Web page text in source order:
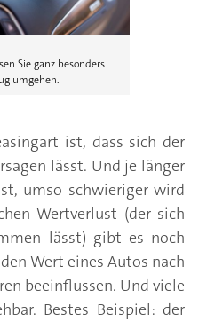
Sie ganz besonders
umgehen.
ist, dass sich der
lässt. Und je länger
umso schwieriger wird
Wertverlust (der sich
lässt) gibt es noch
Wert eines Autos nach
beeinflussen. Und viele
Bestes Beispiel: der